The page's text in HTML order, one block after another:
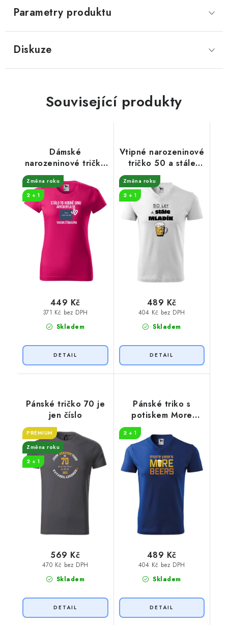
Parametry produktu
Diskuze
Související produkty
Dámské
narozeninové tričko
Hodně ginu
Změna roku
2 + 1
Skladem
371 Kč bez DPH
449 Kč
Vtipné narozeninové
tričko 50 a stále
mladík
Změna roku
2 + 1
Skladem
404 Kč bez DPH
489 Kč
Pánské tričko 70 je
jen číslo
PREMIUM
Změna roku
2 + 1
Skladem
470 Kč bez DPH
569 Kč
Pánské triko s
potiskem More
2 + 1
Skladem
404 Kč bez DPH
489 Kč